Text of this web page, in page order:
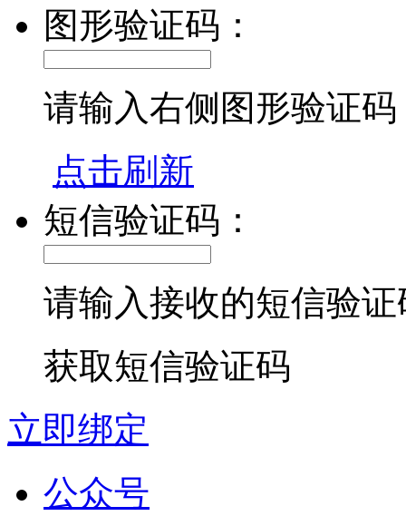
图形验证码：
请输入右侧图形验证码
点击刷新
短信验证码：
请输入接收的短信验证
获取短信验证码
立即绑定
公众号